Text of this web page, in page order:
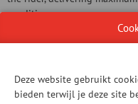
condition.
Speed, innovation, and
WorldTour landscape.
Deze website gebruikt
bieden terwijl je deze site